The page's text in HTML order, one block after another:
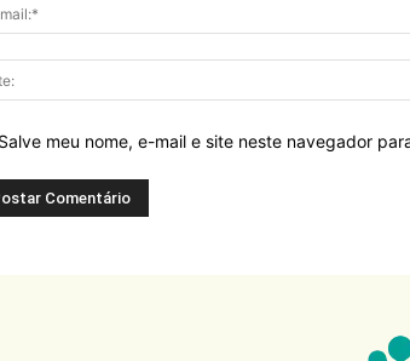
Salve meu nome, e-mail e site neste navegador